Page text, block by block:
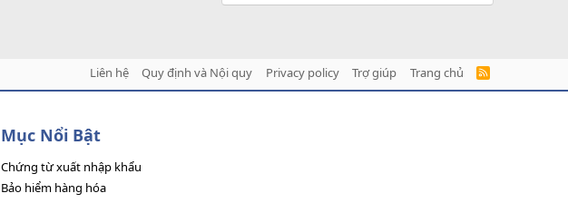
Liên hệ Quy định và Nội quy Privacy policy Trợ giúp Trang chủ
R
Mục Nổi Bật
Chứng từ xuất nhập khẩu
Bảo hiểm hàng hóa